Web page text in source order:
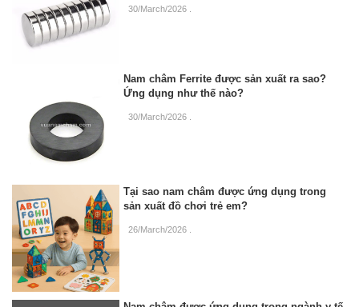
30/March/2026
Nam châm Ferrite được sản xuất ra sao?
Ứng dụng như thế nào?
30/March/2026
Tại sao nam châm được ứng dụng trong
sản xuất đồ chơi trẻ em?
26/March/2026